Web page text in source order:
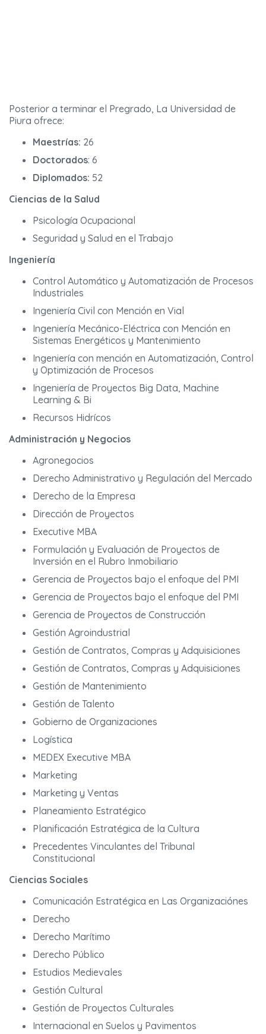
Posterior a terminar el Pregrado, La Universidad de
Piura ofrece:
Maestrías: 26
Doctorados: 6
Diplomados: 52
Ciencias de la Salud
Psicología Ocupacional
Seguridad y Salud en el Trabajo
Ingeniería
Control Automático y Automatización de Procesos
Industriales
Ingeniería Civil con Mención en Vial
Ingeniería Mecánico-Eléctrica con Mención en
Sistemas Energéticos y Mantenimiento
Ingeniería con mención en Automatización, Control
y Optimización de Procesos
Ingeniería de Proyectos Big Data, Machine
Learning & Bi
Recursos Hidrícos
Administración y Negocios
Agronegocios
Derecho Administrativo y Regulación del Mercado
Derecho de la Empresa
Dirección de Proyectos
Executive MBA
Formulación y Evaluación de Proyectos de
Inversión en el Rubro Inmobiliario
Gerencia de Proyectos bajo el enfoque del PMI
Gerencia de Proyectos bajo el enfoque del PMI
Gerencia de Proyectos de Construcción
Gestión Agroindustrial
Gestión de Contratos, Compras y Adquisiciones
Gestión de Contratos, Compras y Adquisiciones
Gestión de Mantenimiento
Gestión de Talento
Gobierno de Organizaciones
Logística
MEDEX Executive MBA
Marketing
Marketing y Ventas
Planeamiento Estratégico
Planificación Estratégica de la Cultura
Precedentes Vinculantes del Tribunal
Constitucional
Ciencias Sociales
Comunicación Estratégica en Las Organizaciónes
Derecho
Derecho Marítimo
Derecho Público
Estudios Medievales
Gestión Cultural
Gestión de Proyectos Culturales
Internacional en Suelos y Pavimentos